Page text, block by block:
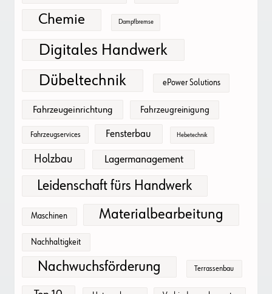
Chemie Dampfbremse
Digitales Handwerk
Dübeltechnik
ePower Solutions
Fahrzeugeinrichtung Fahrzeugreinigung
Fahrzeugservices Fensterbau Hebetechnik
Holzbau Lagermanagement
Leidenschaft fürs Handwerk
Maschinen Materialbearbeitung
Nachhaltigkeit
Nachwuchsförderung Terrassenbau